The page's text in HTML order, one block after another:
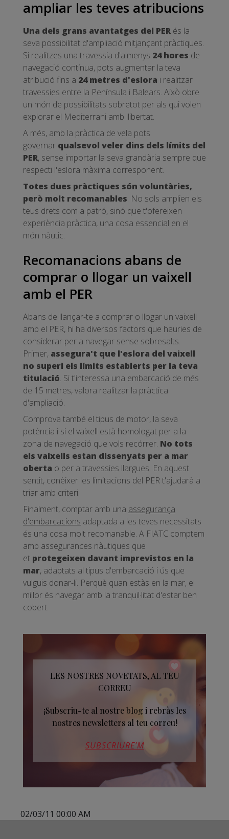
ampliar les teves atribucions
Una dels grans avantatges del PER és la
seva possibilitat d'ampliació mitjançant pràctiques.
Si realitzes una travessia d'almenys 24 hores de
navegació contínua, pots augmentar la teva
atribució fins a 24 metres d'eslora i realitzar
travessies entre la Península i Balears. Això obre
un món de possibilitats sobretot per als qui volen
explorar el Mediterrani amb llibertat.
A més, amb la pràctica de vela pots
governar qualsevol veler dins dels límits del
PER, sense importar la seva grandària sempre que
respecti l'eslora màxima corresponent.
Totes dues pràctiques són voluntàries,
però molt recomanables. No sols amplien els
teus drets com a patró, sinó que t'ofereixen
experiència pràctica, una cosa essencial en el
món nàutic.
Recomanacions abans de
comprar o llogar un vaixell
amb el PER
Abans de llançar-te a comprar o llogar un vaixell
amb el PER, hi ha diversos factors que hauries de
considerar per a navegar sense sobresalts.
Primer, assegura't que l'eslora del vaixell
no superi els límits establerts per la teva
titulació. Si t'interessa una embarcació de més
de 15 metres, valora realitzar la pràctica
d'ampliació.
Comprova també el tipus de motor, la seva
potència i si el vaixell està homologat per a la
zona de navegació que vols recórrer. No tots
els vaixells estan dissenyats per a mar
oberta o per a travessies llargues. En aquest
sentit, conèixer les limitacions del PER t'ajudarà a
triar amb criteri.
Finalment, comptar amb una assegurança
d'embarcacions adaptada a les teves necessitats
és una cosa molt recomanable. A FIATC comptem
amb assegurances nàutiques que
et protegeixen davant imprevistos en la
mar, adaptats al tipus d'embarcació i ús que
vulguis donar-li. Perquè quan estàs en la mar, el
millor és navegar amb la tranquil·litat d'estar ben
cobert.
LES NOSTRES NOVETATS, AL TEU
CORREU
¡Subscriu-te al nostre blog i rebràs les
nostres newsletters al teu correu!
SUBSCRIURE’M
02/03/11 00:00 AM